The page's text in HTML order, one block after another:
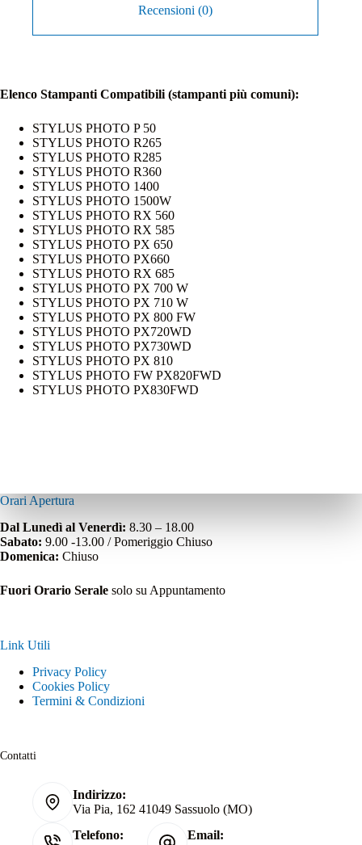
Recensioni (0)
Elenco Stampanti Compatibili (stampanti più comuni):
STYLUS PHOTO P 50
STYLUS PHOTO R265
STYLUS PHOTO R285
STYLUS PHOTO R360
STYLUS PHOTO 1400
STYLUS PHOTO 1500W
STYLUS PHOTO RX 560
STYLUS PHOTO RX 585
STYLUS PHOTO PX 650
STYLUS PHOTO PX660
STYLUS PHOTO RX 685
STYLUS PHOTO PX 700 W
STYLUS PHOTO PX 710 W
STYLUS PHOTO PX 800 FW
STYLUS PHOTO PX720WD
STYLUS PHOTO PX730WD
STYLUS PHOTO PX 810
STYLUS PHOTO FW PX820FWD
STYLUS PHOTO PX830FWD
Orari Apertura
Dal Lunedì al Venerdì: 8.30 – 18.00
Sabato: 9.00 -13.00 / Pomeriggio Chiuso
Domenica: Chiuso
Fuori Orario Serale solo su Appuntamento
Link Utili
Privacy Policy
Cookies Policy
Termini & Condizioni
Contatti
Indirizzo:
Via Pia, 162 41049 Sassuolo (MO)
Telefono:
Email: